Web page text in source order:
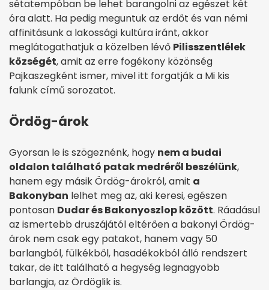
sétatempóban be lehet barangolni az egészet két
óra alatt. Ha pedig meguntuk az erdőt és van némi
affinitásunk a lakossági kultúra iránt, akkor
meglátogathatjuk a közelben lévő Pilisszentlélek
községét, amit az erre fogékony közönség
Pajkaszegként ismer, mivel itt forgatják a Mi kis
falunk című sorozatot.
Ördög-árok
Gyorsan le is szögeznénk, hogy nem a budai
oldalon található patak medréről beszélünk,
hanem egy másik Ördög-árokról, amit a
Bakonyban lelhet meg az, aki keresi, egészen
pontosan Dudar és Bakonyoszlop között. Ráadásul
az ismertebb druszájától eltérően a bakonyi Ördög-
árok nem csak egy patakot, hanem vagy 50
barlangból, fülkékből, hasadékokból álló rendszert
takar, de itt található a hegység legnagyobb
barlangja, az Ördöglik is.